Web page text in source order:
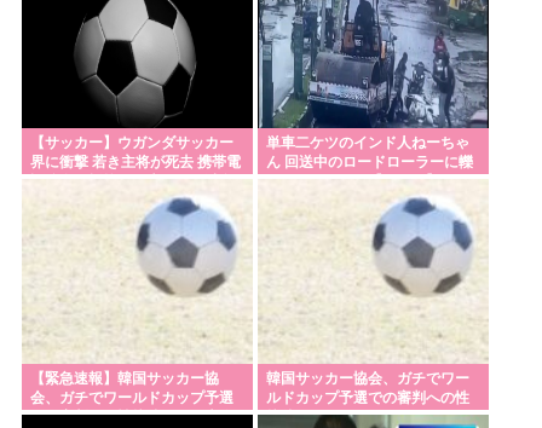
【サッカー】ウガンダサッカー
界に衝撃 若き主将が死去 携帯電
話強盗に抵抗した末に石で滅多
打ち… 国民が怒り「リーダーを
失った」
単車二ケツのインド人ねーちゃ
ん 回送中のロードローラーに轢
かれてしまう…【グロ？】
【緊急速報】韓国サッカー協
会、ガチでワールドカップ予選
での審判への性接待がバレ大炎
韓国サッカー協会、ガチでワー
ルドカップ予選での審判への性
接待がバレる